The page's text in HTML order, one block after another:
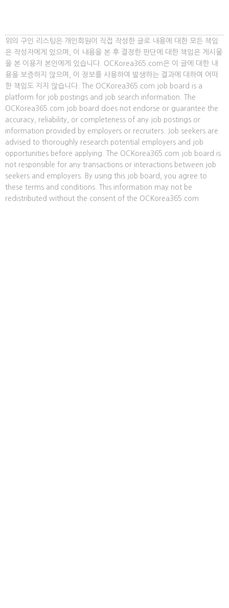
위의 구인 리스팅은 개인회원이 직접 작성한 글로 내용에 대한 모든 책임
은 작성자에게 있으며, 이 내용을 본 후 결정한 판단에 대한 책임은 게시물
을 본 이용자 본인에게 있습니다. OCKorea365.com은 이 글에 대한 내
용을 보증하지 않으며, 이 정보를 사용하여 발생하는 결과에 대하여 어떠
한 책임도 지지 않습니다. The OCKorea365.com job board is a
platform for job postings and job search information. The
OCKorea365.com job board does not endorse or guarantee the
accuracy, reliability, or completeness of any job postings or
information provided by employers or recruiters. Job seekers are
advised to thoroughly research potential employers and job
opportunities before applying. The OCKorea365.com job board is
not responsible for any transactions or interactions between job
seekers and employers. By using this job board, you agree to
these terms and conditions. This information may not be
redistributed without the consent of the OCKorea365.com